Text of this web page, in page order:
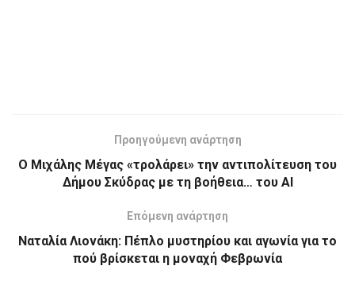
Προηγούμενη ανάρτηση
Ο Μιχάλης Μέγας «τρολάρει» την αντιπολίτευση του
Δήμου Σκύδρας με τη βοήθεια… του AI
Επόμενη ανάρτηση
Ναταλία Λιονάκη: Πέπλο μυστηρίου και αγωνία για το
πού βρίσκεται η μοναχή Φεβρωνία